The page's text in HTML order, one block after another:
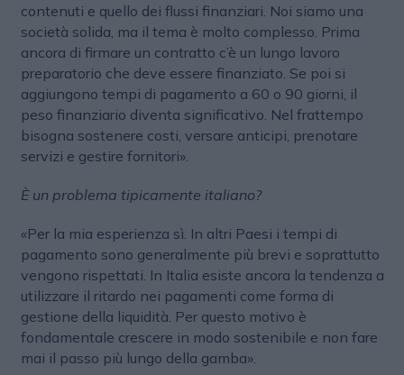
contenuti e quello dei flussi finanziari. Noi siamo una
società solida, ma il tema è molto complesso. Prima
ancora di firmare un contratto c’è un lungo lavoro
preparatorio che deve essere finanziato. Se poi si
aggiungono tempi di pagamento a 60 o 90 giorni, il
peso finanziario diventa significativo. Nel frattempo
bisogna sostenere costi, versare anticipi, prenotare
servizi e gestire fornitori».
È un problema tipicamente italiano?
«Per la mia esperienza sì. In altri Paesi i tempi di
pagamento sono generalmente più brevi e soprattutto
vengono rispettati. In Italia esiste ancora la tendenza a
utilizzare il ritardo nei pagamenti come forma di
gestione della liquidità. Per questo motivo è
fondamentale crescere in modo sostenibile e non fare
mai il passo più lungo della gamba».